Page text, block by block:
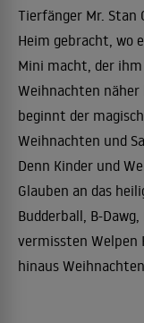
Tierfänger Mr. Stan
Heim gebracht, wo
Mini macht, der
Weihnachten
beginnt der
Weihnachten und
Denn Kinder und
Glauben an das
Budderball, B-
vermissten Welpen
hinaus